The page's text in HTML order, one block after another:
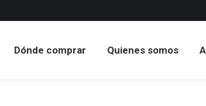
Dónde comprar Quienes somos
Dónde comprar Quienes somos